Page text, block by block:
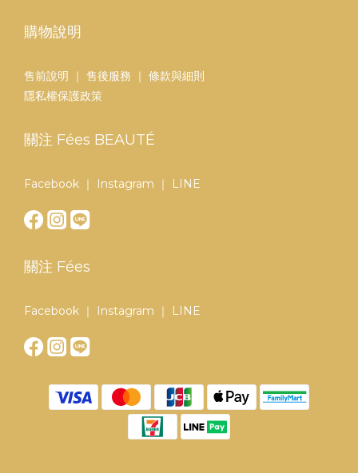
購物說明
售前說明 ｜ 售後服務 ｜ 條款與細則
隱私權保護政策
關注 Fées BEAUTÉ
Facebook ｜ Instagram ｜ LINE
關注 Fées
Facebook ｜ Instagram ｜ LINE